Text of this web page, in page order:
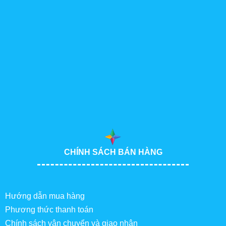
CHÍNH SÁCH BÁN HÀNG
Hướng dẫn mua hàng
Phương thức thanh toán
Chính sách vận chuyển và giao nhận